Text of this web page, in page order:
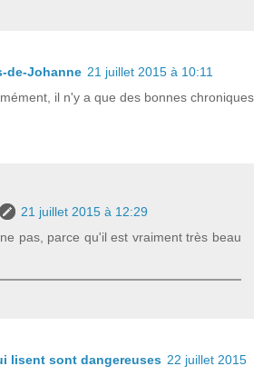
de-Johanne 21 juillet 2015 à 10:11
il n'y a que des bonnes chroniques
21 juillet 2015 à 12:29
pas, parce qu'il est vraiment très beau
lisent sont dangereuses 22 juillet 2015